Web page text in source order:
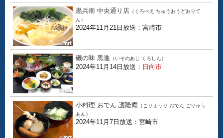
黒兵衛 中央通り店 （くろべえ ちゅうおうどおりて
ん）
2024年11月21日放送：宮崎市
磯の味 黒進 （いそのあじ くろしん）
2024年11月14日放送： 日向市
小料理 おでん 護隆庵 （こりょうり おでん ごりゅう
あん）
2024年11月7日放送：宮崎市